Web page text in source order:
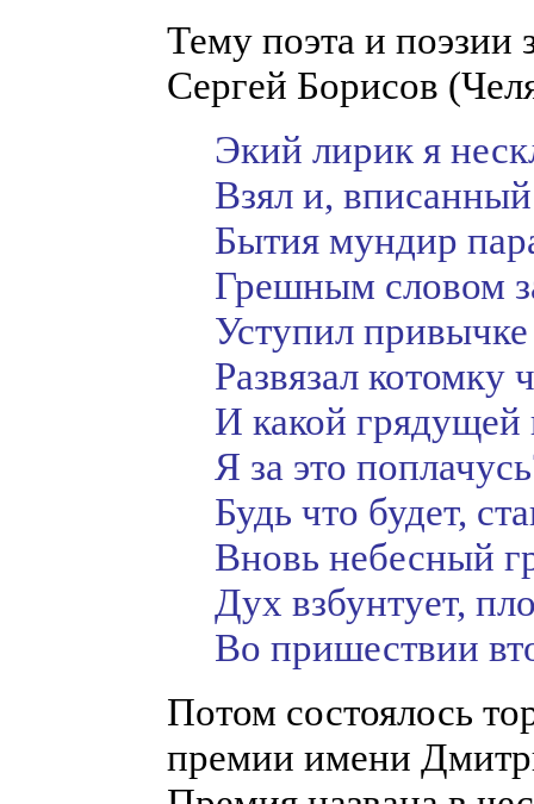
Тему поэта и поэзии
Сергей Борисов
Экий лирик я
Взял и,
Бытия мундир
Грешным словом
Уступил
Развязал котомку
И какой грядущей
Я за это
Будь что будет,
Вновь небесный
Дух взбунтует,
Во пришествии
Потом состоялось
премии имени